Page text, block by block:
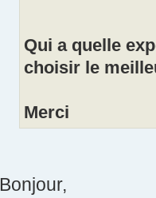
Qui a quelle
choisir le
Merci
Bonjour,